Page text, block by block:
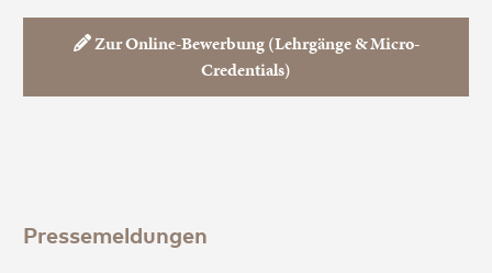
Zur Online-Bewerbung (Lehrgänge & Micro-
Credentials)
Pressemeldungen